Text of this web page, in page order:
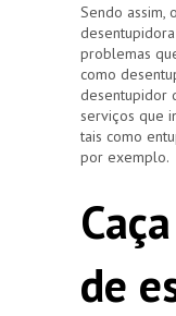
Sendo assim,
problemas
como
desentupidor
serviços que
tais como
por exemplo.
de